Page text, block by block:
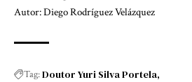
Autor: Diego Rodríguez Velázquez
Tag:Doutor Yuri Silva Portela